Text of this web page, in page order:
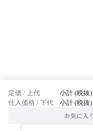
定価 / 上代 小計 (税抜)
仕入価格 / 下代 小計 (税抜)
お気に入